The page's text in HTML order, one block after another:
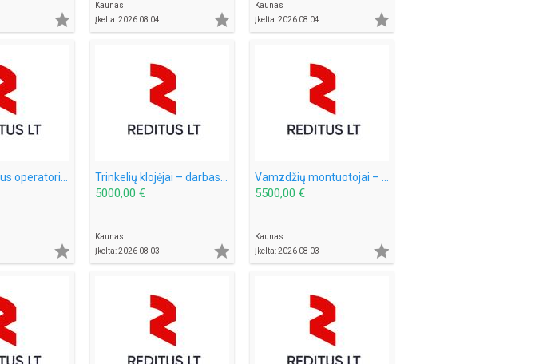

Kaunas
Įkelta: 2026 08 04

Kaunas
Įkelta: 2026 08 04


5000,00 €
Kaunas
Įkelta: 2026 08 03

5500,00 €
Kaunas
Įkelta: 2026 08 03
